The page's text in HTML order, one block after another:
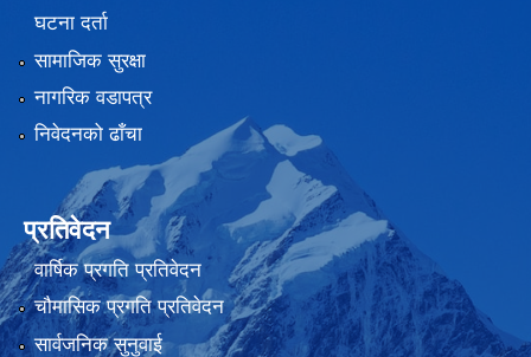
घटना दर्ता
सामाजिक सुरक्षा
नागरिक वडापत्र
निवेदनको ढाँचा
प्रतिवेदन
वार्षिक प्रगति प्रतिवेदन
चौमासिक प्रगति प्रतिवेदन
सार्वजनिक सुनुवाई